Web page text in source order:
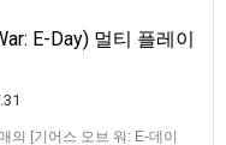
E-Day) 멀티 플레이
[기어스 오브 워: E-데이